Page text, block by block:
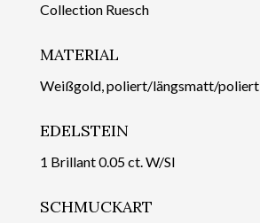
Collection Ruesch
MATERIAL
Weißgold, poliert/längsmatt/poliert
EDELSTEIN
1 Brillant 0.05 ct. W/SI
SCHMUCKART